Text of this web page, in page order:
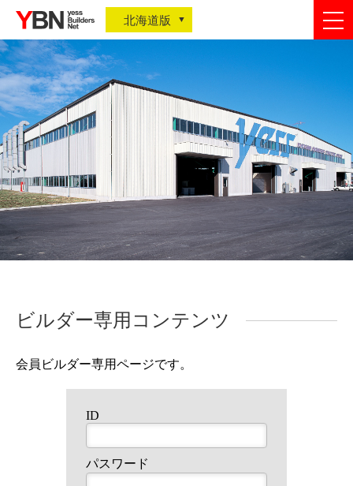
北海道版
ビルダー専用コンテンツ
会員ビルダー専用ページです。
ID
パスワード